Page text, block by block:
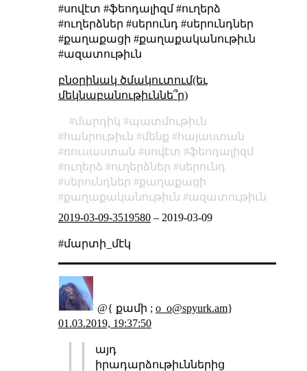
#սովէտ #ֆեոդալիզմ #ուղերձ
#ուղերձներ #սերունդ #սերունդներ
#քաղաքացի #քաղաքականութիւն
#ազատութիւն
բնօրինակ ծմակուտում(եւ
մեկնաբանութիւննե՞ր)
մարդիկ
պատմութիւն
հանրութիւն
մենք
հայաստան
ռուսաստան
սովէտ
ֆեոդալիզմ
ուղերձ
ուղերձներ
սերունդ
սերունդներ
քաղաքացի
քաղաքականութիւն
ազատութիւն
2019-03-09-3519580– 2019-03-09
#մարտի_մէկ
@{ քամի ; o_o@spyurk.am}
01.03.2019, 19:37:50
այդ
իրադարձութիւններից